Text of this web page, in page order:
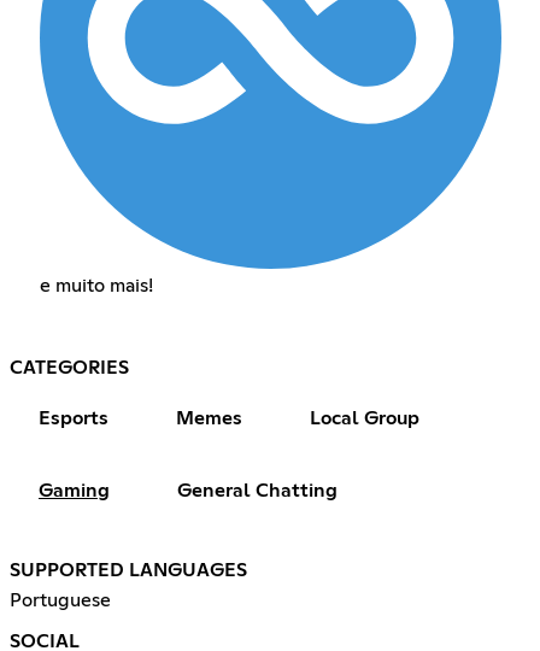
e muito mais!
CATEGORIES
Esports Memes Local Group
Gaming General Chatting
SUPPORTED LANGUAGES
Portuguese
SOCIAL